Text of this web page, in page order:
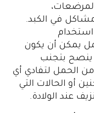
في الكبد.
استخدام
يمكن أن يكون
ينصح بتجنب
الحمل لتفادي أي
أو الحالات التي
عند الولادة.